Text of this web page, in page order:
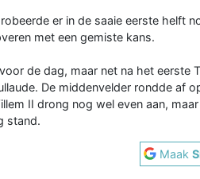
er in de saaie eerste helft
met een gemiste kans.
de dag, maar net na het eerste
De middenvelder rondde af
II drong nog wel even aan,
stand.
Maak